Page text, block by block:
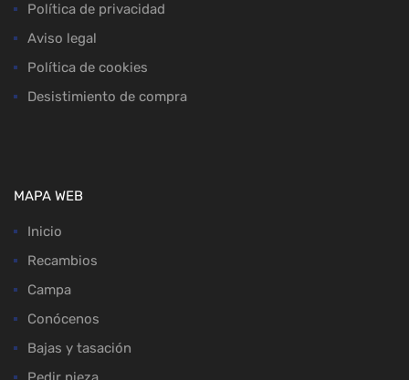
Política de privacidad
Aviso legal
Política de cookies
Desistimiento de compra
MAPA WEB
Inicio
Recambios
Campa
Conócenos
Bajas y tasación